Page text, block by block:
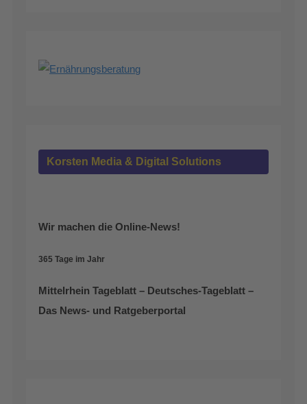
Korsten Media & Digital Solutions
Wir machen die Online-News!
365 Tage im Jahr
Mittelrhein Tageblatt – Deutsches-Tageblatt –
Das News- und Ratgeberportal